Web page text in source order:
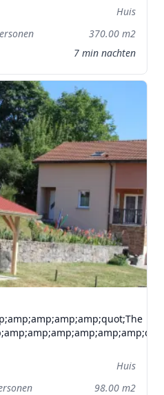
Huis
370.00 m2
7 min nachten
Huis
98.00 m2